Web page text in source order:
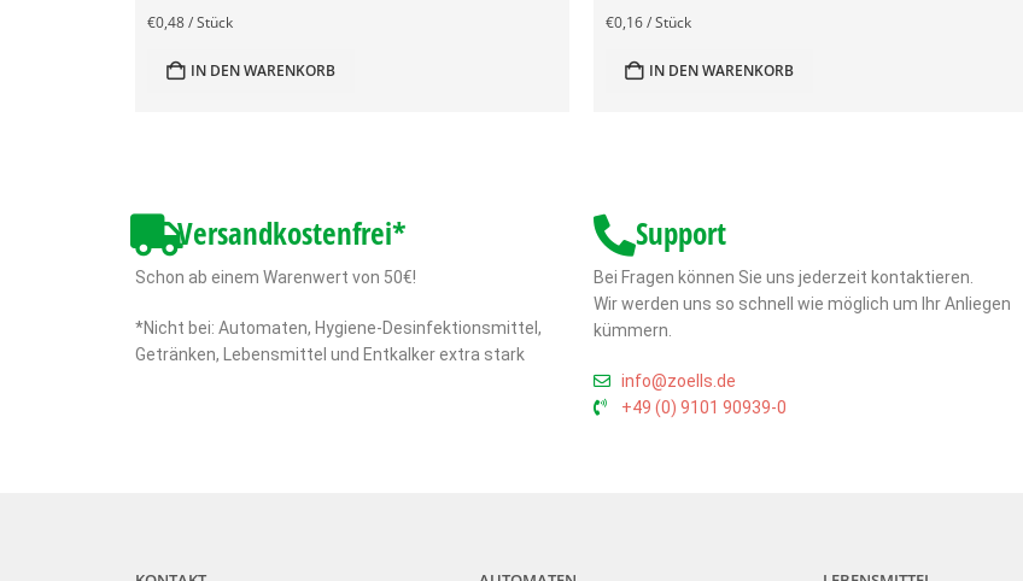
€0,48/Stück
IN DEN WARENKORB
€0,16/Stück
IN DEN WARENKORB
Versandkostenfrei*
Schon ab einem Warenwert von 50€!
*Nicht bei: Automaten, Hygiene-Desinfektionsmittel,
Getränken, Lebensmittel und Entkalker extra stark
Support
Bei Fragen können Sie uns jederzeit kontaktieren.
Wir werden uns so schnell wie möglich um Ihr Anliegen
kümmern.
info@zoells.de
+49 (0) 9101 90939-0